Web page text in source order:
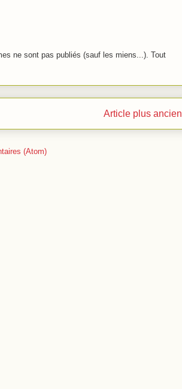
ne sont pas publiés (sauf les miens...). Tout
Article plus ancien
(Atom)